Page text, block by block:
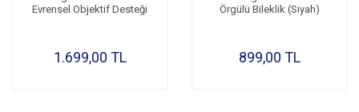
Evrensel Objektif Desteği
1.699,00 TL
Örgülü Bileklik (Siyah)
899,00 TL